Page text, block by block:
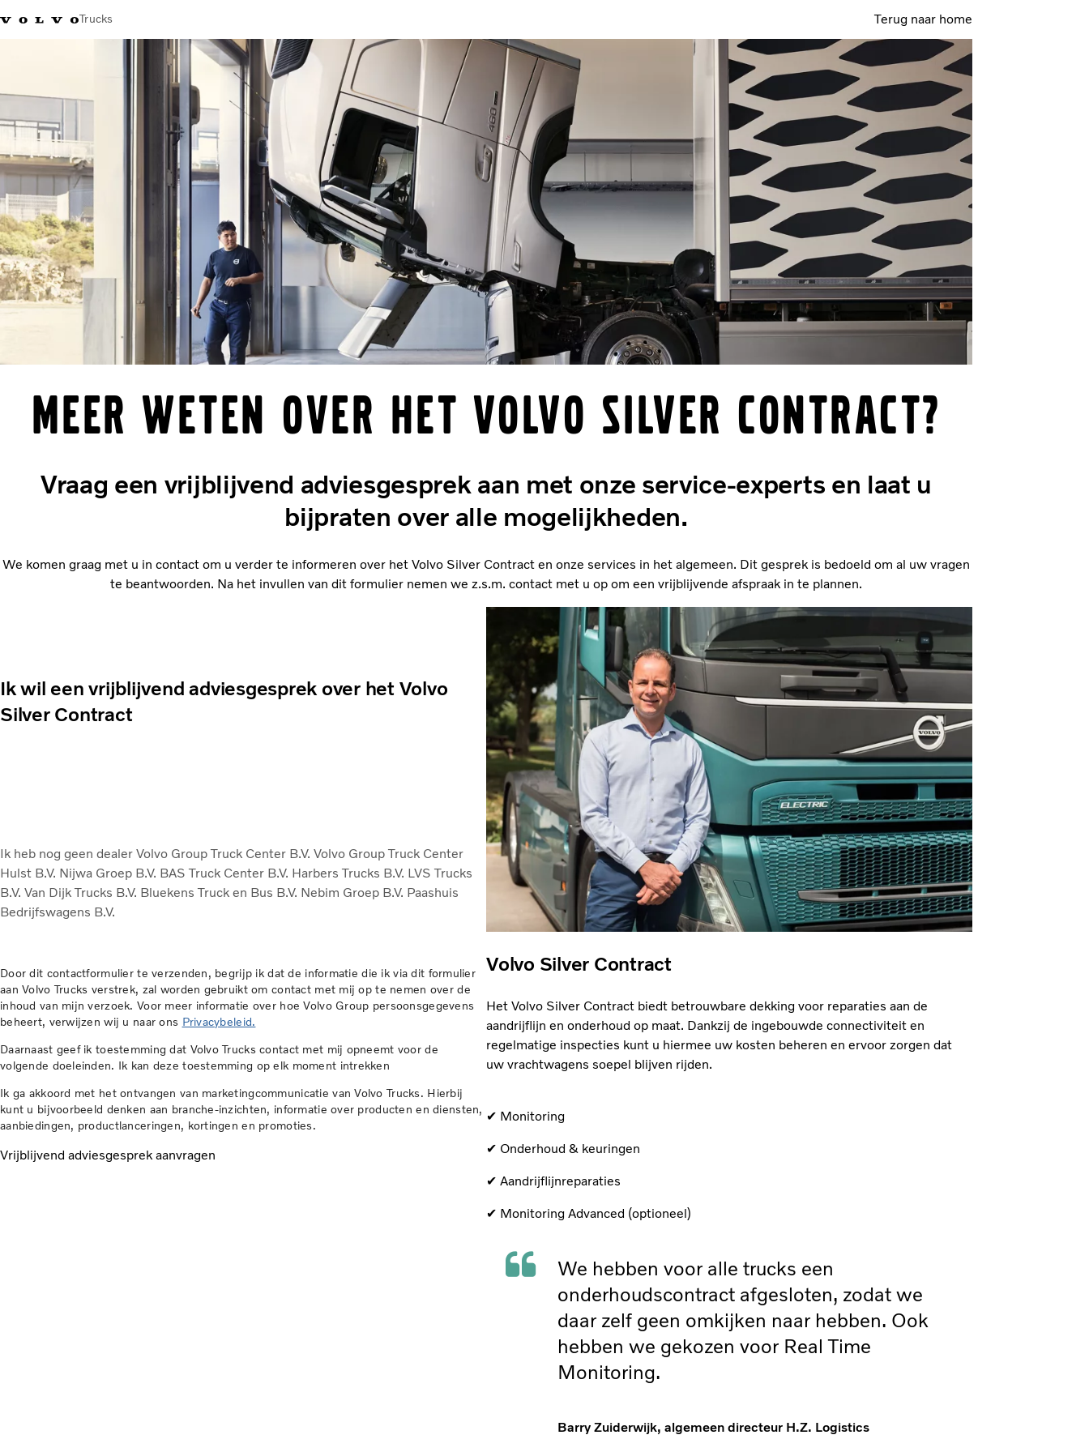
Trucks Terug naar home
Meer weten over het Volvo Silver Contract?
Vraag een vrijblijvend adviesgesprek aan met onze service-experts en laat u
bijpraten over alle mogelijkheden.
We komen graag met u in contact om u verder te informeren over het Volvo Silver Contract en onze services in het algemeen. Dit gesprek is bedoeld om al uw vragen
te beantwoorden. Na het invullen van dit formulier nemen we z.s.m. contact met u op om een vrijblijvende afspraak in te plannen.
Ik wil een vrijblijvend adviesgesprek over het Volvo
Silver Contract
Ik heb nog geen dealer Volvo Group Truck Center B.V. Volvo Group Truck Center
Hulst B.V. Nijwa Groep B.V. BAS Truck Center B.V. Harbers Trucks B.V. LVS Trucks
B.V. Van Dijk Trucks B.V. Bluekens Truck en Bus B.V. Nebim Groep B.V. Paashuis
Bedrijfswagens B.V.
Door dit contactformulier te verzenden, begrijp ik dat de informatie die ik via dit formulier
aan Volvo Trucks verstrek, zal worden gebruikt om contact met mij op te nemen over de
inhoud van mijn verzoek. Voor meer informatie over hoe Volvo Group persoonsgegevens
beheert, verwijzen wij u naar ons Privacybeleid.
Daarnaast geef ik toestemming dat Volvo Trucks contact met mij opneemt voor de
volgende doeleinden. Ik kan deze toestemming op elk moment intrekken
Ik ga akkoord met het ontvangen van marketingcommunicatie van Volvo Trucks. Hierbij
kunt u bijvoorbeeld denken aan branche-inzichten, informatie over producten en diensten,
aanbiedingen, productlanceringen, kortingen en promoties.
Vrijblijvend adviesgesprek aanvragen
Volvo Silver Contract
Het Volvo Silver Contract biedt betrouwbare dekking voor reparaties aan de
aandrijflijn en onderhoud op maat. Dankzij de ingebouwde connectiviteit en
regelmatige inspecties kunt u hiermee uw kosten beheren en ervoor zorgen dat
uw vrachtwagens soepel blijven rijden.
✔ Monitoring
✔ Onderhoud & keuringen
✔ Aandrijflijnreparaties
✔ Monitoring Advanced (optioneel)
We hebben voor alle trucks een
onderhoudscontract afgesloten, zodat we
daar zelf geen omkijken naar hebben. Ook
hebben we gekozen voor Real Time
Monitoring.
Barry Zuiderwijk, algemeen directeur H.Z. Logistics